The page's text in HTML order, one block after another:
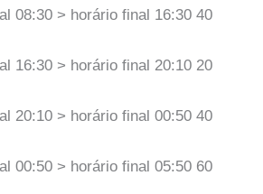
08:30 > horário final 16:30 40
16:30 > horário final 20:10 20
20:10 > horário final 00:50 40
00:50 > horário final 05:50 60